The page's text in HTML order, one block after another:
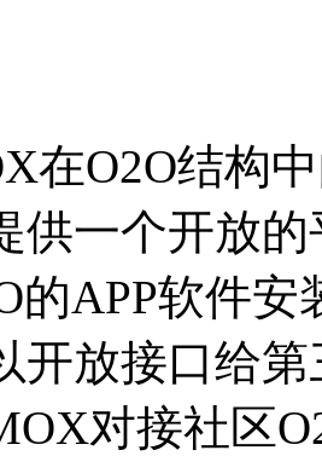
在O2O结构
供一个开放
的APP软件
开放接口给
对接社区